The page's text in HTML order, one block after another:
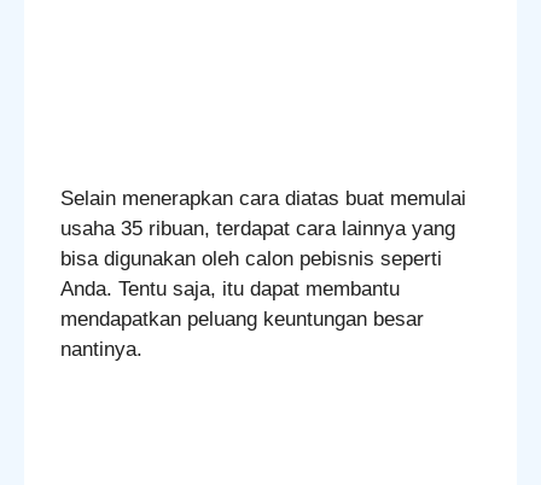
Selain menerapkan cara diatas buat memulai
usaha 35 ribuan, terdapat cara lainnya yang
bisa digunakan oleh calon pebisnis seperti
Anda. Tentu saja, itu dapat membantu
mendapatkan peluang keuntungan besar
nantinya.